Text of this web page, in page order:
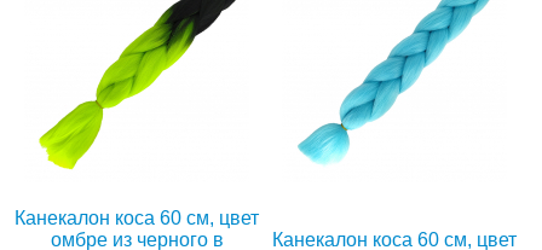
Канекалон коса 60 см, цвет
омбре из черного в
Канекалон коса 60 см, цвет